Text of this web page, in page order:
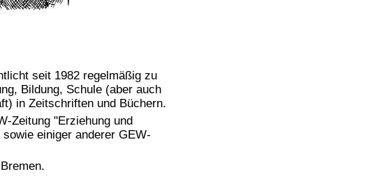
seit 1982 regelmäßig zu
Bildung, Schule (aber auch
in Zeitschriften und Büchern.
Zeitung "Erziehung und
einiger anderer GEW-